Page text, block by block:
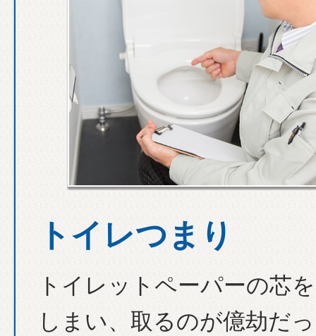
トイレつまり
トイレットペーパーの芯
しまい、取るのが億劫だ